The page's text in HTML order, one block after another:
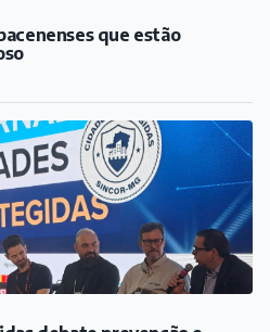
apresentam clássicos do
no bar Velhicidade